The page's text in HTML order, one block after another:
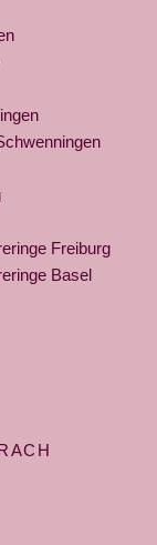
Freiburg
Basel